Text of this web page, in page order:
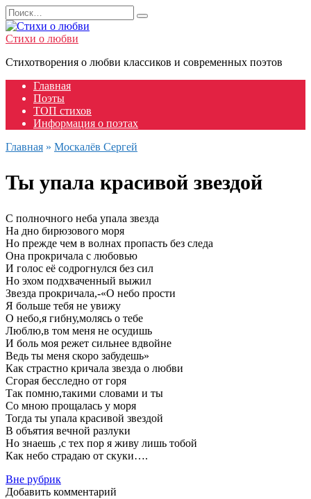
Перейти
к
содержанию
Search
for:
Стихи о любви
Стихотворения о любви классиков и современных поэтов
Главная
Поэты
ТОП стихов
Информация о поэтах
Главная » Москалёв Сергей
Ты упала красивой звездой
С полночного неба упала звезда
На дно бирюзового моря
Но прежде чем в волнах пропасть без следа
Она прокричала с любовью
И голос её содрогнулся без сил
Но эхом подхваченный выжил
Звезда прокричала,-«О небо прости
Я больше тебя не увижу
О небо,я гибну,молясь о тебе
Люблю,в том меня не осудишь
И боль моя режет сильнее вдвойне
Ведь ты меня скоро забудешь»
Как страстно кричала звезда о любви
Сгорая бесследно от горя
Так помню,такими словами и ты
Со мною прощалась у моря
Тогда ты упала красивой звездой
В объятия вечной разлуки
Но знаешь ,с тех пор я живу лишь тобой
Как небо страдаю от скуки….
Вне рубрик
Добавить комментарий